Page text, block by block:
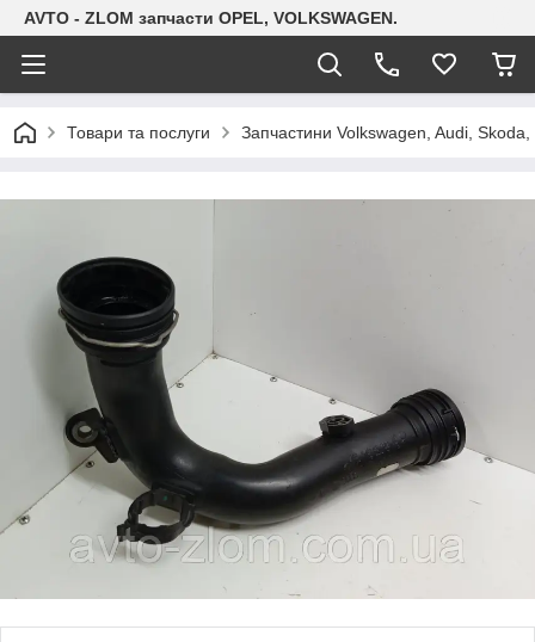
AVTO - ZLOM запчасти OPEL, VOLKSWAGEN.
Товари та послуги Запчастини Volkswagen, Audi, Skoda,